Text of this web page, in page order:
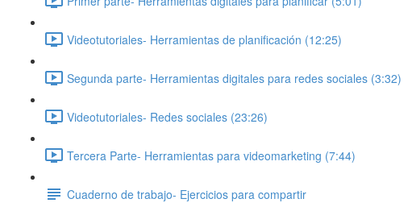
Videotutoriales- Herramientas de planificación (12:25)
Segunda parte- Herramientas digitales para redes sociales (3:32)
Videotutoriales- Redes sociales (23:26)
Tercera Parte- Herramientas para videomarketing (7:44)
Cuaderno de trabajo- Ejercicios para compartir